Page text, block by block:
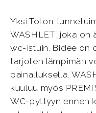
Yksi Toton
WASHLET, joka on
wc-istuin. Bidee on
tarjoten lämpimän
painalluksella.
kuuluu myös
WC-pyttyyn ennen